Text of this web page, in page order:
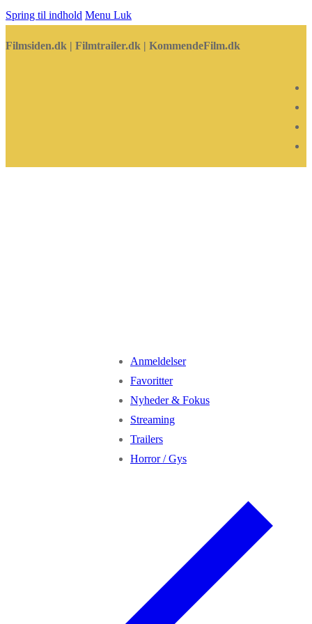
Spring til indhold Menu Luk
Filmsiden.dk | Filmtrailer.dk | KommendeFilm.dk
Anmeldelser
Favoritter
Nyheder & Fokus
Streaming
Trailers
Horror / Gys